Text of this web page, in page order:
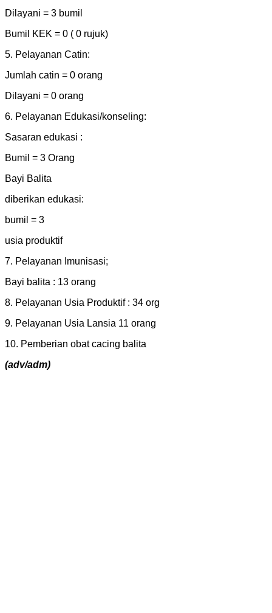
Dilayani = 3 bumil
Bumil KEK = 0 ( 0 rujuk)
5. Pelayanan Catin:
Jumlah catin = 0 orang
Dilayani = 0 orang
6. Pelayanan Edukasi/konseling:
Sasaran edukasi :
Bumil = 3 Orang
Bayi Balita
diberikan edukasi:
bumil = 3
usia produktif
7. Pelayanan Imunisasi;
Bayi balita : 13 orang
8. Pelayanan Usia Produktif : 34 org
9. Pelayanan Usia Lansia 11 orang
10. Pemberian obat cacing balita
(adv/adm)